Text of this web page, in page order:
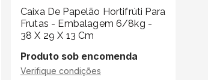
Caixa De Papelão Hortifrúti Para
Frutas - Embalagem 6/8kg -
38 X 29 X 13 Cm
Produto sob encomenda
Verifique condições